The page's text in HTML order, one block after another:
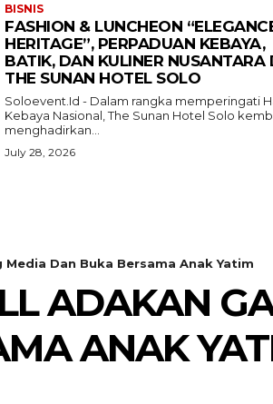
BISNIS
FASHION & LUNCHEON
HERITAGE”, PERPADUAN KEBAYA,
BATIK, DAN KULINER NUSANTARA
THE SUNAN HOTEL SOLO
Soloevent.Id - Dalam rangka memperingati
Kebaya Nasional, The Sunan Hotel Solo
menghadirkan...
July 28, 2026